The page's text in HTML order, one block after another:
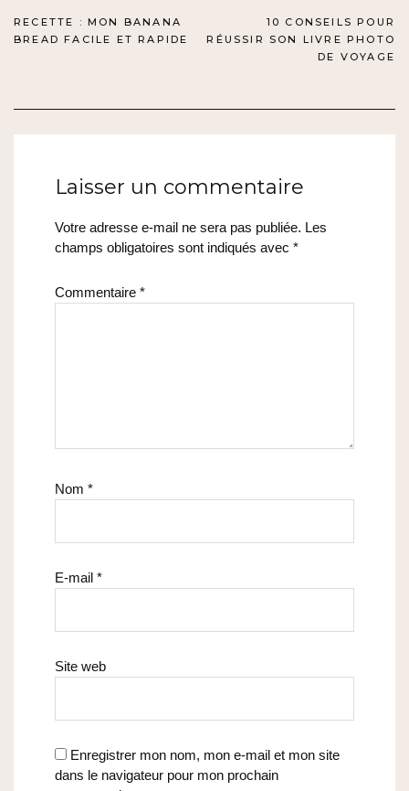
NAVIGATION
RECETTE : MON BANANA
BREAD FACILE ET RAPIDE
10 CONSEILS POUR
RÉUSSIR SON LIVRE PHOTO
DE VOYAGE
Laisser un commentaire
Votre adresse e-mail ne sera pas publiée. Les
champs obligatoires sont indiqués avec *
Commentaire *
Nom *
E-mail *
Site web
Enregistrer mon nom, mon e-mail et mon site
dans le navigateur pour mon prochain